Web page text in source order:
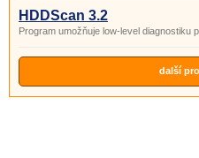
HDDScan 3.2
Program umožňuje low-level diagnostiku
další